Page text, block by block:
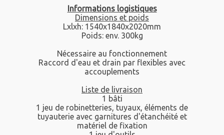
Informations logistiques
Dimensions et poids
Lxlxh: 1540x1840x2020mm
Poids: env. 300kg
Nécessaire au fonctionnement
Raccord d'eau et drain par flexibles avec
accouplements
Liste de livraison
1 bâti
1 jeu de robinetteries, tuyaux, éléments de
tuyauterie avec garnitures d'étanchéité et
matériel de fixation